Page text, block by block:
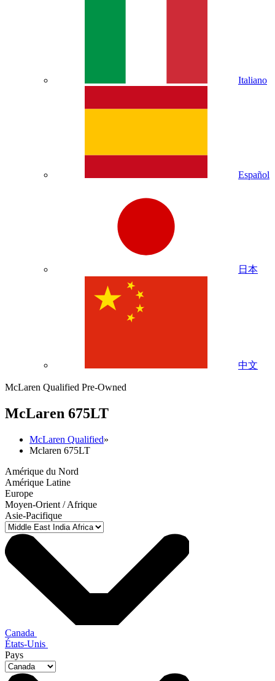
Italiano
Español
日本
中文
McLaren Qualified Pre-Owned
McLaren 675LT
McLaren Qualified»
Mclaren 675LT
Amérique du Nord
Amérique Latine
Europe
Moyen-Orient / Afrique
Asie-Pacifique
Canada
États-Unis
Pays